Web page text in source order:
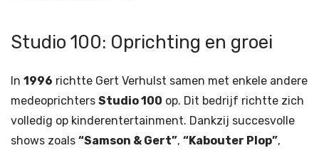
Studio 100: Oprichting en groei
In 1996 richtte Gert Verhulst samen met enkele andere
medeoprichters Studio 100 op. Dit bedrijf richtte zich
volledig op kinderentertainment. Dankzij succesvolle
shows zoals “Samson & Gert”, “Kabouter Plop”,